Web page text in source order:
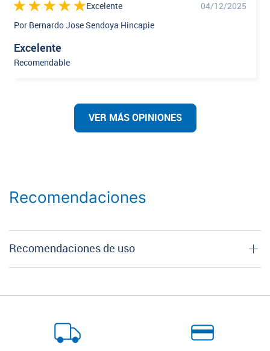
Excelente
04/12/2025
Por Bernardo Jose Sendoya Hincapie
Excelente
Recomendable
VER MÁS OPINIONES
Recomendaciones
Recomendaciones de uso